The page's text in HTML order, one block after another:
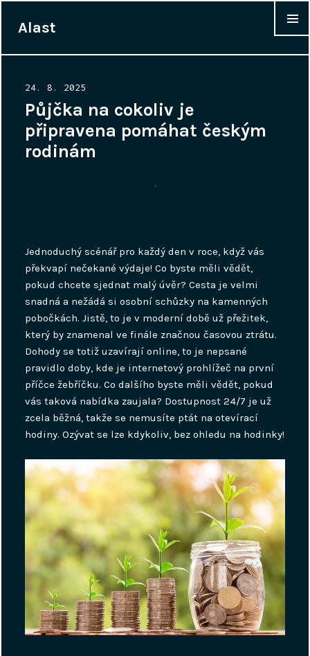
Alast
Posted
on
24. 8. 2025
Půjčka na cokoliv je
připravena pomáhat českým
rodinám
Jednoduchý scénář pro každý den v roce, když vás
překvapí nečekané výdaje! Co byste měli vědět,
pokud chcete sjednat malý úvěr? Cesta je velmi
snadná a nežádá si osobní schůzky na kamenných
pobočkách. Jistě, to je v moderní době už přežitek,
který by znamenal ve finále značnou časovou ztrátu.
Dohody se totiž uzavírají online, to je nepsané
pravidlo doby, kde je internetový prohlížeč na první
příčce žebříčku. Co dalšího byste měli vědět, pokud
vás taková nabídka zaujala? Dostupnost 24/7 je už
zcela běžná, takže se nemusíte ptát na otevírací
hodiny. Ozývat se lze kdykoliv, bez ohledu na hodinky!